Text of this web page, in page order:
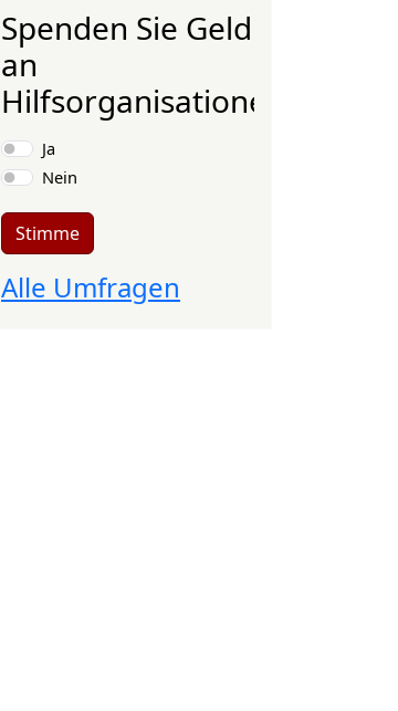
Spenden Sie Geld
an
Hilfsorganisationen?
Auswahlmöglichkeiten
Ja
Nein
Stimme
Alle Umfragen